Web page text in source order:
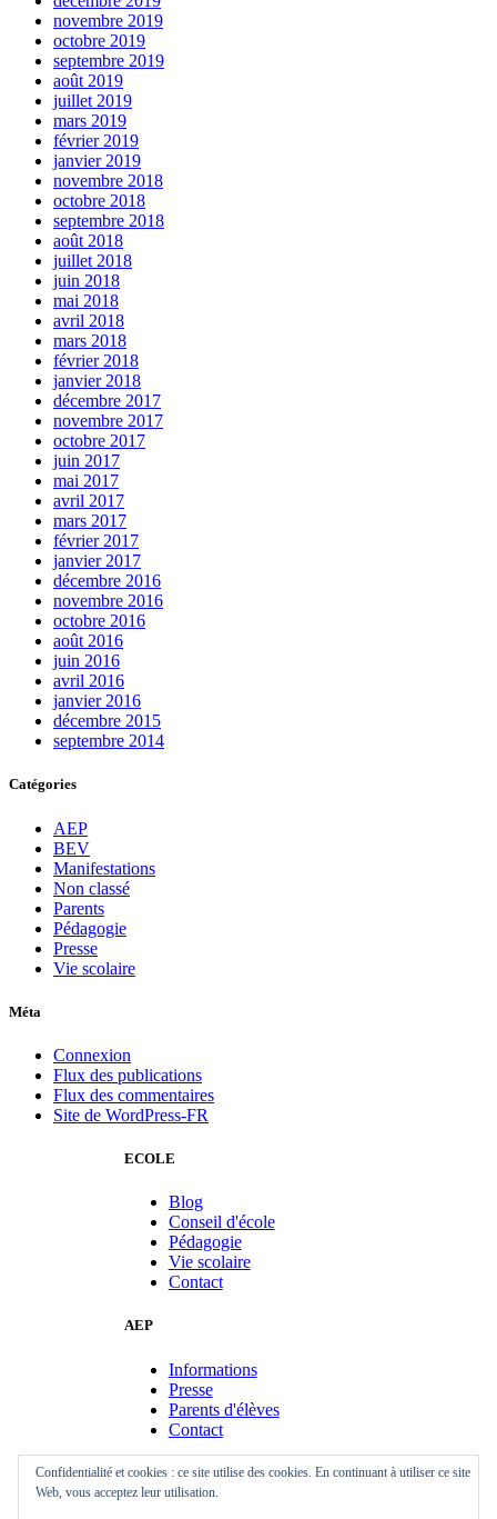
novembre 2019
octobre 2019
septembre 2019
août 2019
juillet 2019
mars 2019
février 2019
janvier 2019
novembre 2018
octobre 2018
septembre 2018
août 2018
juillet 2018
juin 2018
mai 2018
avril 2018
mars 2018
février 2018
janvier 2018
décembre 2017
novembre 2017
octobre 2017
juin 2017
mai 2017
avril 2017
mars 2017
février 2017
janvier 2017
décembre 2016
novembre 2016
octobre 2016
août 2016
juin 2016
avril 2016
janvier 2016
décembre 2015
septembre 2014
Catégories
AEP
BEV
Manifestations
Non classé
Parents
Pédagogie
Presse
Vie scolaire
Méta
Connexion
Flux des publications
Flux des commentaires
Site de WordPress-FR
ECOLE
Blog
Conseil d'école
Pédagogie
Vie scolaire
Contact
AEP
Informations
Presse
Parents d'élèves
Contact
BEV
Confidentialité et cookies : ce site utilise des cookies. En continuant à utiliser ce site
Web, vous acceptez leur utilisation.